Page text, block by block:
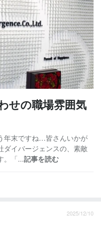
せの職場雰囲気
年末ですね…皆さんいかが
ダイバージェンスの、素敵
。「...記事を読む
2025/12/10